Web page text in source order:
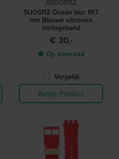
ASUOS112
SUOS112 Ocean blur 19.7
mm Blauwe siliconen
horlogeband
€ 30,-
● Op voorraad
Vergelijk
Bekijk Product